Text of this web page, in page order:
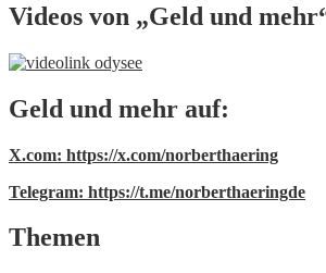
Videos von „Geld und
Geld und mehr auf:
X.com: https://x.com/norberthaering
Telegram: https://t.me/norberthaeringde
Themen